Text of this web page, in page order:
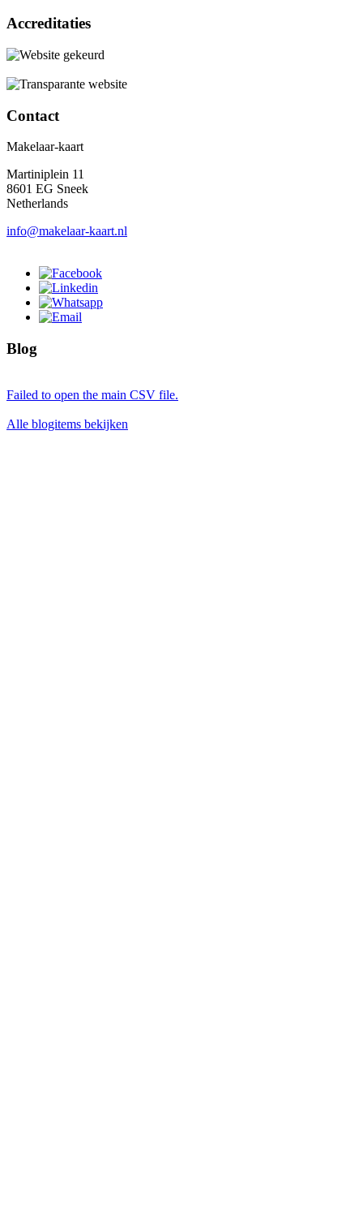
Accreditaties
Contact
Makelaar-kaart
Martiniplein 11
8601 EG Sneek
Netherlands
info@makelaar-kaart.nl
Blog
Failed to open the main CSV file.
Alle blogitems bekijken